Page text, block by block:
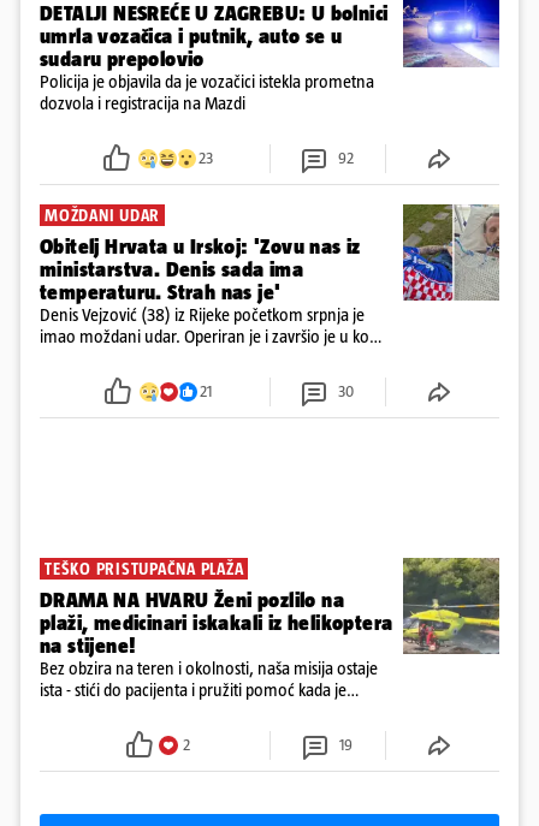
DETALJI NESREĆE U ZAGREBU: U bolnici
umrla vozačica i putnik, auto se u
sudaru prepolovio
Policija je objavila da je vozačici istekla prometna
dozvola i registracija na Mazdi
23 92
MOŽDANI UDAR
Obitelj Hrvata u Irskoj: 'Zovu nas iz
ministarstva. Denis sada ima
temperaturu. Strah nas je'
Denis Vejzović (38) iz Rijeke početkom srpnja je
imao moždani udar. Operiran je i završio je u komi.
tamošnji liječnici ne vjeruju u oporavak: 'Imamo
21 30
TEŠKO PRISTUPAČNA PLAŽA
DRAMA NA HVARU Ženi pozlilo na
plaži, medicinari iskakali iz helikoptera
na stijene!
Bez obzira na teren i okolnosti, naša misija ostaje
ista - stići do pacijenta i pružiti pomoć kada je
2 19